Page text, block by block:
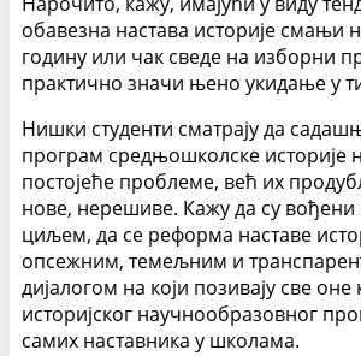
обавезна настава историје смањи
годину или чак сведе на изборни
практично значи њено укидање у
Нишки студенти сматрају да
програм средњошколске историје
постојеће проблеме, већ их
нове, нерешиве. Кажу да су вођени
циљем, да се реформа наставе
опсежним, темељним и
дијалогом на који позивају све оне
историјског научнообразовног
самих наставника у школама.